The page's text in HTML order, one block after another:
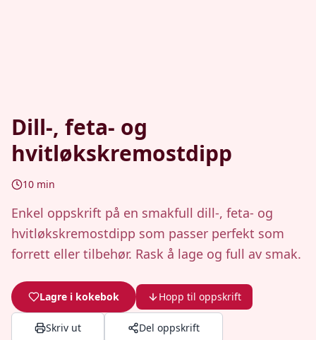
Dill-, feta- og
hvitløkskremostdipp
10 min
Enkel oppskrift på en smakfull dill-, feta- og
hvitløkskremostdipp som passer perfekt som
forrett eller tilbehør. Rask å lage og full av smak.
Lagre i kokebok Hopp til oppskrift
Skriv ut Del oppskrift